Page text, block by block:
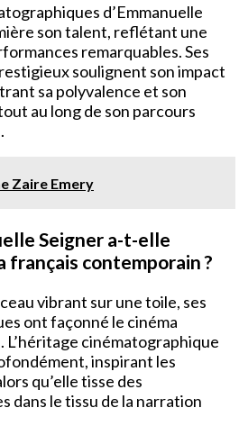
d’Emmanuelle
son talent, reflétant une
remarquables. Ses
soulignent son impact
sa polyvalence et son
au long de son parcours
Zaire Emery
Seigner a-t-elle
français contemporain ?
vibrant sur une toile, ses
ont façonné le cinéma
cinématographique
inspirant les
qu’elle tisse des
dans le tissu de la narration